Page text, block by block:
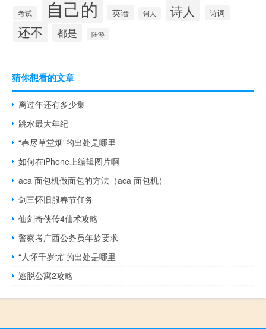
考试 自己的 英语 词人 诗人 诗词
还不 都是 陆游
猜你想看的文章
离过年还有多少集
跳水最大年纪
“春尽草堂烟”的出处是哪里
如何在iPhone上编辑图片啊
aca 面包机做面包的方法（aca 面包机）
剑三怀旧服春节任务
仙剑奇侠传4仙术攻略
警察考广西公务员年龄要求
“人怀千岁忧”的出处是哪里
逃脱公寓2攻略